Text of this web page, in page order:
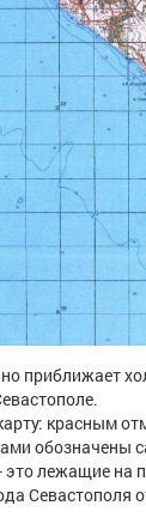
приближает
красным
обозначены
лежащие на
Севастополя